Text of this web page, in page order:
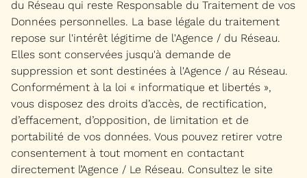
du Réseau qui reste Responsable du Traitement de vos
Données personnelles. La base légale du traitement
repose sur l'intérêt légitime de l'Agence / du Réseau.
Elles sont conservées jusqu'à demande de
suppression et sont destinées à l'Agence / au Réseau.
Conformément à la loi « informatique et libertés »,
vous disposez des droits d’accès, de rectification,
d’effacement, d’opposition, de limitation et de
portabilité de vos données. Vous pouvez retirer votre
consentement à tout moment en contactant
directement l’Agence / Le Réseau. Consultez le site